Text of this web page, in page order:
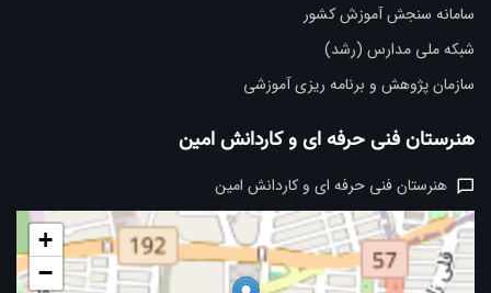
سامانه سنجش آموزش کشور
شبکه ملی مدارس (رشد)
سازمان پژوهش و برنامه ریزی آموزشی
هنرستان فنی حرفه ای و کاردانش امین
هنرستان فنی حرفه ای و کاردانش امین
+
−